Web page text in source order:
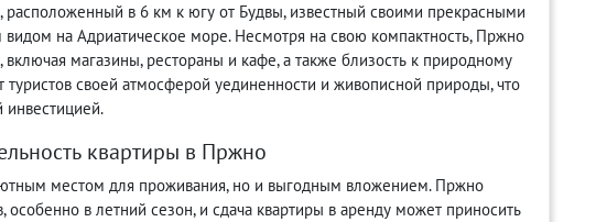
в 6 км к югу от Будвы, известный своими прекрасными
на Адриатическое море. Несмотря на свою компактность, Пржно
включая магазины, рестораны и кафе, а также близость к природному
своей атмосферой уединенности и живописной природы, что
инвестицией.
квартиры в Пржно
местом для проживания, но и выгодным вложением. Пржно
особенно в летний сезон, и сдача квартиры в аренду может приносить